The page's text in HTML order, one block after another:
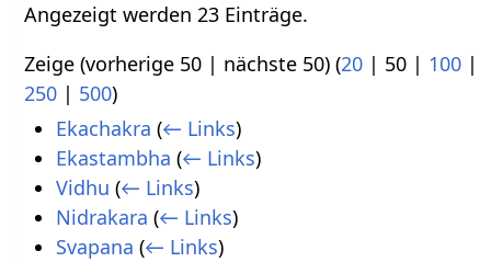
Angezeigt werden 23 Einträge.
Zeige (vorherige 50 | nächste 50) (20 | 50 | 100 |
250 | 500)
Ekachakra (← Links)
Ekastambha (← Links)
Vidhu (← Links)
Nidrakara (← Links)
Svapana (← Links)